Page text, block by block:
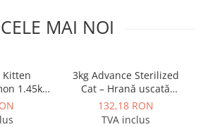
INTERNE
CELE MAI NOI
Kitten
1.45kg
fără
pisoi
3kg Advance Sterilized
Cat – Hrană uscată
pentru pisici adulte
sterilizate
132,18 RON
TVA inclus